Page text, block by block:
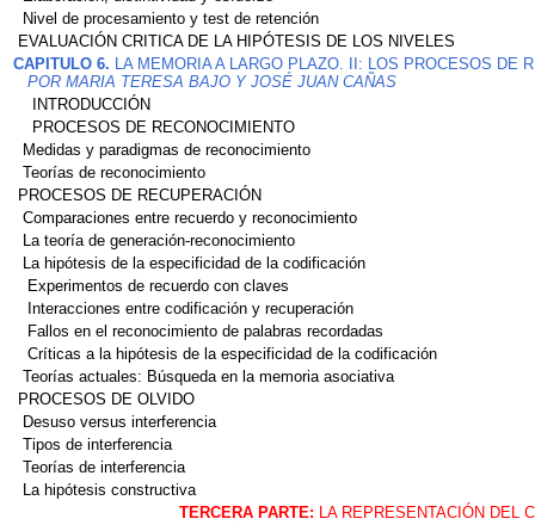
Nivel de procesamiento y test de retención
EVALUACIÓN CRITICA DE LA HIPÓTESIS DE LOS NIVELES
CAPITULO 6. LA MEMORIA A LARGO PLAZO. II: LOS PROCESOS DE
POR MARIA TERESA BAJO Y JOSÉ JUAN CAÑAS
INTRODUCCIÓN
PROCESOS DE RECONOCIMIENTO
Medidas y paradigmas de reconocimiento
Teorías de reconocimiento
PROCESOS DE RECUPERACIÓN
Comparaciones entre recuerdo y reconocimiento
La teoría de generación-reconocimiento
La hipótesis de la especificidad de la codificación
Experimentos de recuerdo con claves
Interacciones entre codificación y recuperación
Fallos en el reconocimiento de palabras recordadas
Críticas a la hipótesis de la especificidad de la codificación
Teorías actuales: Búsqueda en la memoria asociativa
PROCESOS DE OLVIDO
Desuso versus interferencia
Tipos de interferencia
Teorías de interferencia
La hipótesis constructiva
TERCERA PARTE: LA REPRESENTACIÓN DEL